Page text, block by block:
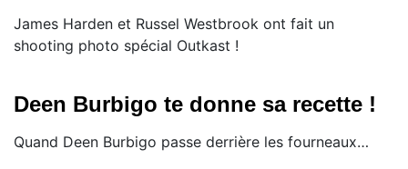
James Harden et Russel Westbrook ont fait un
shooting photo spécial Outkast !
Deen Burbigo te donne sa recette !
​Quand Deen Burbigo passe derrière les fourneaux…